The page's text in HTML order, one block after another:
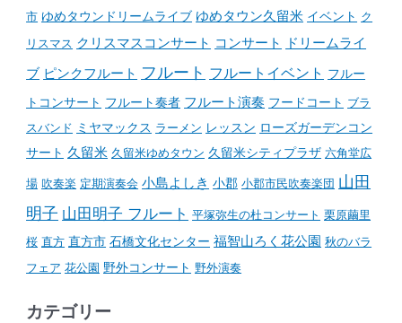
市 ゆめタウンドリームライブ ゆめタウン久留米 イベント ク
リスマス クリスマスコンサート コンサート
ドリームライ
ブ ピンクフルート フルート フルートイベント フルー
トコンサート フルート奏者 フルート演奏 フードコート ブラ
スバンド ミヤマックス ラーメン レッスン ローズガーデンコン
サート 久留米 久留米ゆめタウン 久留米シティプラザ 六角堂広
場 吹奏楽 定期演奏会 小島よしき 小郡 小郡市民吹奏楽団 山田
明子 山田明子 フルート 平塚弥生の杜コンサート 栗原繭里
桜 直方 直方市 石橋文化センター 福智山ろく花公園 秋のバラ
フェア 花公園 野外コンサート 野外演奏
カテゴリー